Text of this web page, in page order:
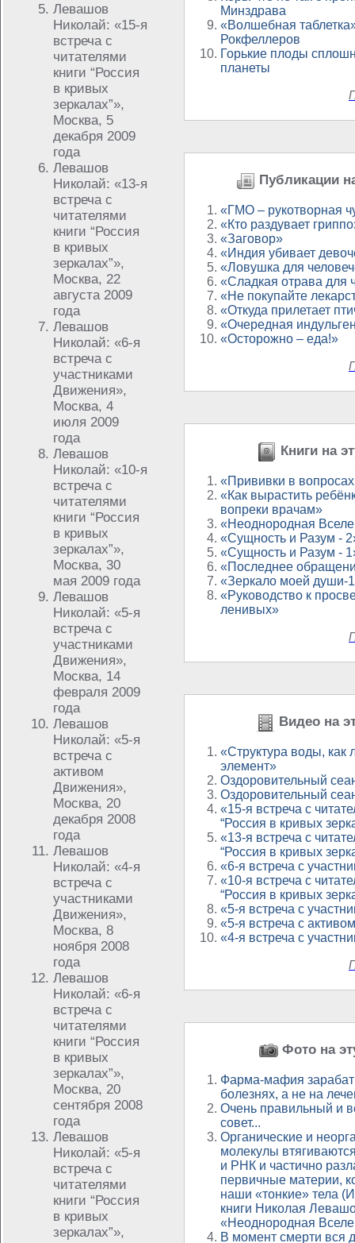
Левашов
Николай: «15-я
встреча с
читателями
книги “Россия
в кривых
зеркалах”»,
Москва, 5
декабря 2009
года
Левашов
Николай: «13-я
встреча с
читателями
книги “Россия
в кривых
зеркалах”»,
Москва, 22
августа 2009
года
Левашов
Николай: «6-я
встреча с
участниками
Движения»,
Москва, 4
июля 2009
года
Левашов
Николай: «10-я
встреча с
читателями
книги “Россия
в кривых
зеркалах”»,
Москва, 30
мая 2009 года
Левашов
Николай: «5-я
встреча с
участниками
Движения»,
Москва, 14
февраля 2009
года
Левашов
Николай: «5-я
встреча с
активом
Движения»,
Москва, 20
декабря 2008
года
Левашов
Николай: «4-я
встреча с
участниками
Движения»,
Москва, 8
ноября 2008
года
Левашов
Николай: «6-я
встреча с
читателями
книги “Россия
в кривых
зеркалах”»,
Москва, 20
сентября 2008
года
Левашов
Николай: «5-я
встреча с
читателями
книги “Россия
в кривых
зеркалах”»,
Минздрава
«Волшебная
Рокфеллеров
Горькие плоды
планеты
Публикации
«ГМО – рукотворная
«Кто раздувает
«Заговор»
«Индия убивает
«Ловушка для
«Сладкая отрава для
«Не покупайте
«Откуда прилетает
«Очередная
«Осторожно – еда!»
Книги на
«Прививки в вопросах
«Как вырастить
вопреки врачам»
«Неоднородная
«Сущность и Разум -
«Сущность и Разум -
«Последнее
«Зеркало моей души-
«Руководство к
ленивых»
Видео на
«Структура воды, как
элемент»
Оздоровительный
Оздоровительный
«15-я встреча с
“Россия в кривых
«13-я встреча с
“Россия в кривых
«6-я встреча с
«10-я встреча с
“Россия в кривых
«5-я встреча с
«5-я встреча с
«4-я встреча с
Фото на
Фарма-мафия
болезнях, а не на
Очень правильный и
совет...
Органические и
молекулы
и РНК и частично
первичные материи,
наши «тонкие» тела
книги Николая
«Неоднородная
В момент смерти вся